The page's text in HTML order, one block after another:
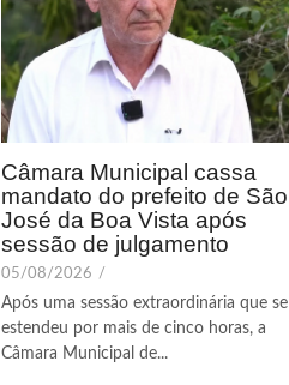
Câmara Municipal cassa
mandato do prefeito de São
José da Boa Vista após
sessão de julgamento
05/08/2026 /
Após uma sessão extraordinária que se
estendeu por mais de cinco horas, a
Câmara Municipal de...